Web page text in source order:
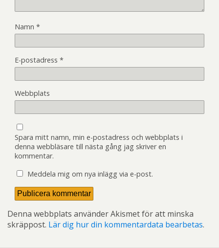
Namn *
E-postadress *
Webbplats
Spara mitt namn, min e-postadress och webbplats i
denna webbläsare till nästa gång jag skriver en
kommentar.
Meddela mig om nya inlägg via e-post.
Denna webbplats använder Akismet för att minska
skräppost. Lär dig hur din kommentardata bearbetas.